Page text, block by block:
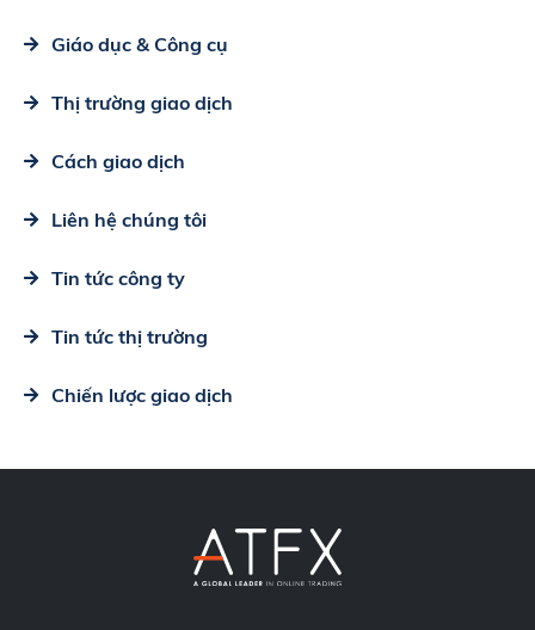
Giáo dục & Công cụ
Thị trường giao dịch
Cách giao dịch
Liên hệ chúng tôi
Tin tức công ty
Tin tức thị trường
Chiến lược giao dịch